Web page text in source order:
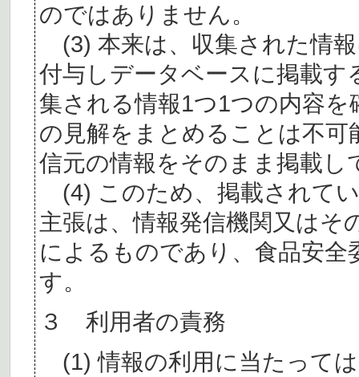
のではありません。
(3) 本来は、収集された情
付与しデータベースに掲載
集される情報1つ1つの内容
の見解をまとめることは不
信元の情報をそのまま掲載し
(4) このため、掲載されて
主張は、情報発信機関又はそ
によるものであり、食品安
す。
３ 利用者の責務
(1) 情報の利用に当たって